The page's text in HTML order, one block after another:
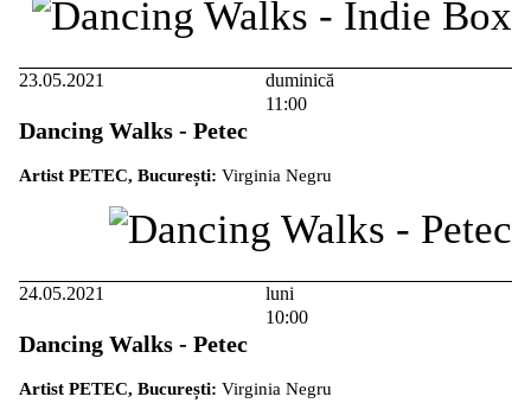
23.05.2021
duminică
11:00
Dancing Walks - Petec
Artist PETEC, București: Virginia Negru
24.05.2021
luni
10:00
Dancing Walks - Petec
Artist PETEC, București: Virginia Negru